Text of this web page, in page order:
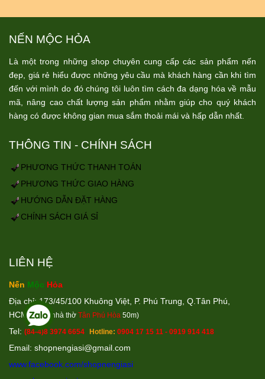
NẾN MỘC HỎA
Là một trong những shop chuyên cung cấp các sản phẩm nến
đẹp, giá rẻ hiểu được những yêu cầu mà khách hàng cần khi tìm
đến với mình do đó chúng tôi luôn tìm cách đa dạng hóa về mẫu
mã, nâng cao chất lượng sản phẩm nhằm giúp cho quý khách
hàng có được không gian mua sắm thoải mái và hấp dẫn nhất.
THÔNG TIN - CHÍNH SÁCH
PHƯƠNG THỨC THANH TOÁN
PHƯƠNG THỨC GIAO HÀNG
HƯỚNG DẪN ĐẶT HÀNG
CHÍNH SÁCH GIÁ SỈ
LIÊN HỆ
Nến Mộc Hỏa
Địa chỉ: 173/45/100 Khuông Việt, P. Phú Trung, Q.Tân Phú,
HCM(Cách nhà thờ Tân Phú Hòa 50m)
Tel: (84-4)8 3974 6654 Hotline: 0904 17 15 11 - 0919 914 418
Email: shopnengiasi@gmail.com
www.facebook.com/shopnengiasi